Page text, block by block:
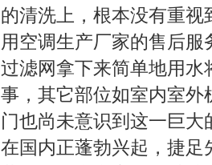
的清洗上，根本没有重
用空调生产厂家的售后
过滤网拿下来简单地用
事，其它部位如室内室
门也尚未意识到这一巨
在国内正蓬勃兴起，捷